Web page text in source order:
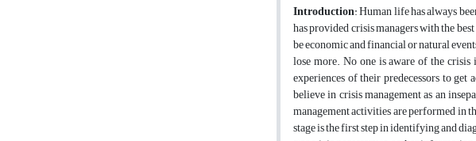
Introduction: Human life has always
has provided crisis managers with the
be economic and financial or natural
lose more. No one is aware of the crisis
experiences of their predecessors to
believe in crisis management as an
management activities are performed in
stage is the first step in identifying and